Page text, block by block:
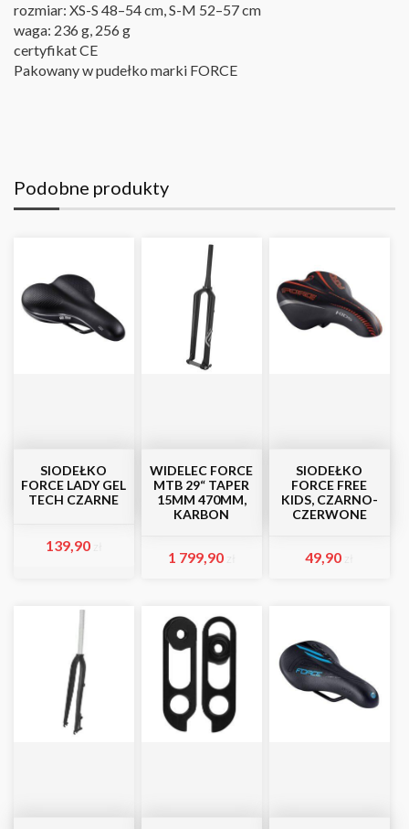
rozmiar: XS-S 48–54 cm, S-M 52–57 cm
waga: 236 g, 256 g
certyfikat CE
Pakowany w pudełko marki FORCE
Podobne produkty
SIODEŁKO
FORCE LADY GEL
TECH CZARNE
139,90
WIDELEC FORCE
MTB 29“ TAPER
15MM 470MM,
KARBON
1 799,90
SIODEŁKO
FORCE FREE
KIDS, CZARNO-
CZERWONE
49,90